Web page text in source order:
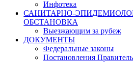
Инфотека
САНИТАРНО-
ОБСТАНОВКА
Выезжающим за рубеж
ДОКУМЕНТЫ
Федеральные законы
Постановления